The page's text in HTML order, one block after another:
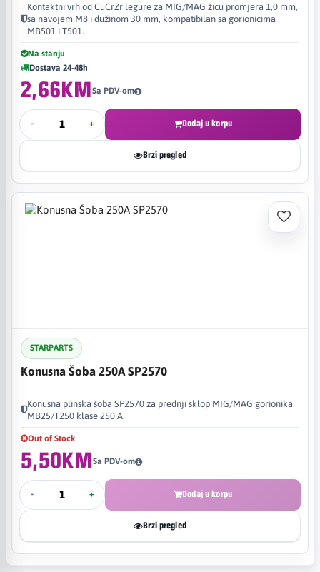
Kontaktni vrh od CuCrZr legure za MIG/MAG žicu promjera 1,0 mm,
sa navojem M8 i dužinom 30 mm, kompatibilan sa gorionicima
MB501 i T501.
Na stanju
Dostava 24-48h
2,66KMSa PDV-om
- + Dodaj u korpu
Brzi pregled
STARPARTS
Konusna Šoba 250A SP2570
Konusna plinska šoba SP2570 za prednji sklop MIG/MAG gorionika
MB25/T250 klase 250 A.
Out of Stock
5,50KMSa PDV-om
- + Dodaj u korpu
Brzi pregled